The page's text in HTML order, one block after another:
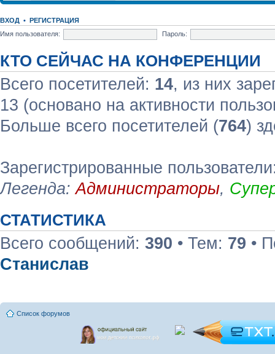
ВХОД • РЕГИСТРАЦИЯ
Имя пользователя:
Пароль:
КТО СЕЙЧАС НА КОНФЕРЕНЦИИ
Всего посетителей: 14, из них
13 (основано на активности
Больше всего посетителей (764)
Зарегистрированные
Легенда:Администраторы,
СТАТИСТИКА
Всего сообщений: 390 • Тем: 79 •
Станислав
Список форумов